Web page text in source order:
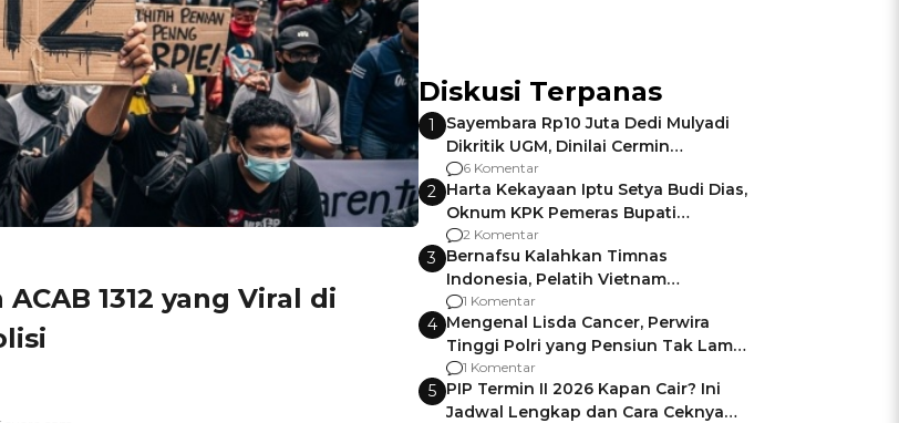
1312 yang Viral di
Diskusi Terpanas
1
Sayembara Rp10 Juta Dedi Mulyadi
Dikritik UGM, Dinilai Cermin
Gagalnya Negara Jamin Keamanan
6 Komentar
2 Harta Kekayaan Iptu Setya Budi Dias,
Oknum KPK Pemeras Bupati
Pemalang
2 Komentar
3 Bernafsu Kalahkan Timnas
Indonesia, Pelatih Vietnam
Berencana Pakai Jimat di Pakansari
1 Komentar
4 Mengenal Lisda Cancer, Perwira
Tinggi Polri yang Pensiun Tak Lama
Usai Jadi Brigjen
1 Komentar
5 PIP Termin II 2026 Kapan Cair? Ini
Jadwal Lengkap dan Cara Ceknya